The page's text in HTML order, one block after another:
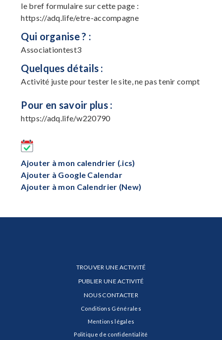
le bref formulaire sur cette page :
https://adq.life/etre-accompagne
Qui organise ? :
Associationtest3
Quelques détails :
Activité juste pour tester le site, ne pas tenir compt
Pour en savoir plus :
https://adq.life/w220790
Ajouter à mon calendrier (.ics)
Ajouter à Google Calendar
Ajouter à mon Calendrier (New)
TROUVER UNE ACTIVITÉ
PUBLIER UNE ACTIVITÉ
NOUS CONTACTER
Conditions Générales
Mentions légales
Politique de confidentialité